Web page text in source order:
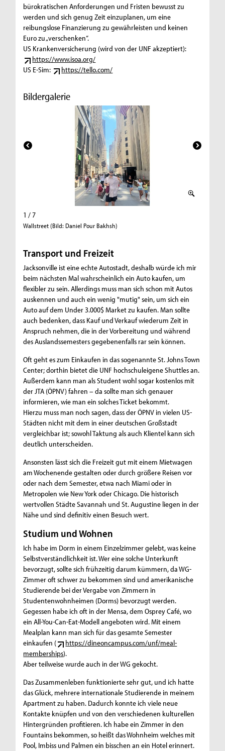
bürokratischen Anforderungen und Fristen bewusst zu
werden und sich genug Zeit einzuplanen, um eine
reibungslose Finanzierung zu gewährleisten und keinen
Euro zu „verschenken“.
US Krankenversicherung (wird von der UNF akzeptiert):
https://www.isoa.org/
US E-Sim:
https://tello.com/
Bildergalerie
1 / 7
Wallstreet (Bild: Daniel Pour Bakhsh)
Transport und Freizeit
Jacksonville ist eine echte Autostadt, deshalb würde ich mir
beim nächsten Mal wahrscheinlich ein Auto kaufen, um
flexibler zu sein. Allerdings muss man sich schon mit Autos
auskennen und auch ein wenig "mutig" sein, um sich ein
Auto auf dem Under 3.000$ Market zu kaufen. Man sollte
auch bedenken, dass Kauf und Verkauf wiederum Zeit in
Anspruch nehmen, die in der Vorbereitung und während
des Auslandssemesters gegebenenfalls rar sein können.
Oft geht es zum Einkaufen in das sogenannte St. Johns Town
Center; dorthin bietet die UNF hochschuleigene Shuttles an.
Außerdem kann man als Student wohl sogar kostenlos mit
der JTA (ÖPNV) fahren – da sollte man sich genauer
informieren, wie man ein solches Ticket bekommt.
Hierzu muss man noch sagen, dass der ÖPNV in vielen US-
Städten nicht mit dem in einer deutschen Großstadt
vergleichbar ist; sowohl Taktung als auch Klientel kann sich
deutlich unterscheiden.
Ansonsten lässt sich die Freizeit gut mit einem Mietwagen
am Wochenende gestalten oder durch größere Reisen vor
oder nach dem Semester, etwa nach Miami oder in
Metropolen wie New York oder Chicago. Die historisch
wertvollen Städte Savannah und St. Augustine liegen in der
Nähe und sind definitiv einen Besuch wert.
Studium und Wohnen
Ich habe im Dorm in einem Einzelzimmer gelebt, was keine
Selbstverständlichkeit ist. Wer eine solche Unterkunft
bevorzugt, sollte sich frühzeitig darum kümmern, da WG-
Zimmer oft schwer zu bekommen sind und amerikanische
Studierende bei der Vergabe von Zimmern in
Studentenwohnheimen (Dorms) bevorzugt werden.
Gegessen habe ich oft in der Mensa, dem Osprey Café, wo
ein All-You-Can-Eat-Modell angeboten wird. Mit einem
Mealplan kann man sich für das gesamte Semester
einkaufen (
https://dineoncampus.com/unf/meal-
memberships).
Aber teilweise wurde auch in der WG gekocht.
Das Zusammenleben funktionierte sehr gut, und ich hatte
das Glück, mehrere internationale Studierende in meinem
Apartment zu haben. Dadurch konnte ich viele neue
Kontakte knüpfen und von den verschiedenen kulturellen
Hintergründen profitieren. Ich habe ein Zimmer in den
Fountains bekommen, so heißt das Wohnheim welches mit
Pool, Imbiss und Palmen ein bisschen an ein Hotel erinnert.